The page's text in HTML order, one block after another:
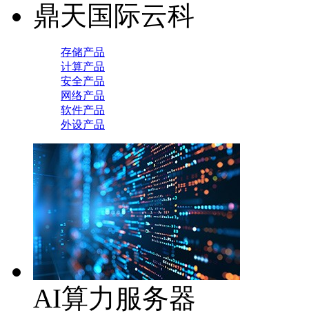
鼎天国际云科
存储产品
计算产品
安全产品
网络产品
软件产品
外设产品
AI算力服务器